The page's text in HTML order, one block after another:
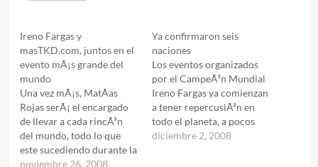
Ireno Fargas y
masTKD.com, juntos en el
evento mÃ¡s grande del
mundo
Una vez mÃ¡s, MatÃ­as
Rojas serÃ¡ el encargado
de llevar a cada rincÃ³n
del mundo, todo lo que
este sucediendo durante la
realizaciÃ³n de los eventos
noviembre 26, 2008
Ya confirmaron seis
naciones
Los eventos organizados
por el CampeÃ³n Mundial
Ireno Fargas ya comienzan
a tener repercusiÃ³n en
todo el planeta, a pocos
dÃ­as de haber sido
diciembre 2, 2008